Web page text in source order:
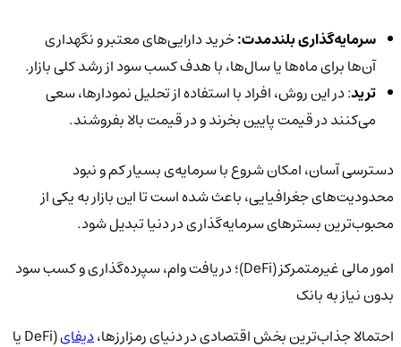
سرمایه‌گذاری بلندمدت:خرید دارایی‌های معتبر و نگهداری
آن‌ها برای ماه‌ها یا سال‌ها، با هدف کسب سود از رشد کلی بازار.
ترید: در این روش، افراد با استفاده از تحلیل نمودارها، سعی
می‌کنند در قیمت پایین بخرند و در قیمت بالا بفروشند.
دسترسی آسان، امکان شروع با سرمایه‌ی بسیار کم و نبود
محدودیت‌های جغرافیایی، باعث شده است تا این بازار به یکی از
محبوب‌ترین بسترهای سرمایه‌گذاری در دنیا تبدیل شود.
امور مالی غیرمتمرکز (DeFi)؛ دریافت وام، سپرده‌گذاری و کسب سود
بدون نیاز به بانک
احتمالا جذاب‌ترین بخش اقتصادی در دنیای رمزارزها،دیفای
(DeFi یا